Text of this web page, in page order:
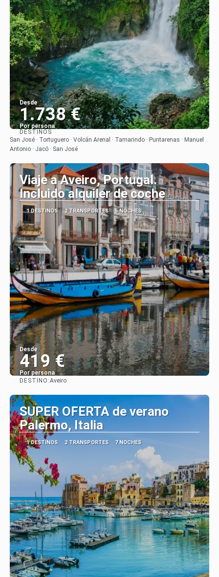
Desde
1.738 €
Por persona
Ver
DESTINOS
San José · Tortuguero · Volcán Arenal · Tamarindo · Puntarenas · Manuel
Antonio · Jacó · San José
Viaje a Aveiro, Portugal.
Incluido alquiler de coche
1 DESTINOS 2 TRANSPORTES 5 NOCHES
Desde
419 €
Por persona
DESTINO:Aveiro
SUPER OFERTA de verano
Palermo, Italia
1 DESTINOS 2 TRANSPORTES 7 NOCHES